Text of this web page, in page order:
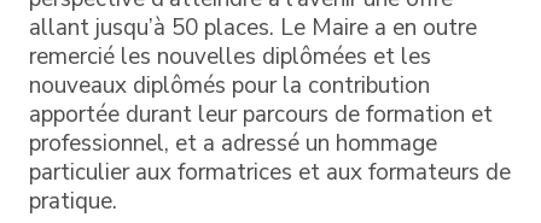
allant jusqu’à 50 places. Le Maire a en outre
remercié les nouvelles diplômées et les
nouveaux diplômés pour la contribution
apportée durant leur parcours de formation et
professionnel, et a adressé un hommage
particulier aux formatrices et aux formateurs de
pratique.